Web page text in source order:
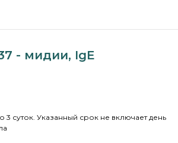
- мидии, IgE
3 суток. Указанный срок не включает день